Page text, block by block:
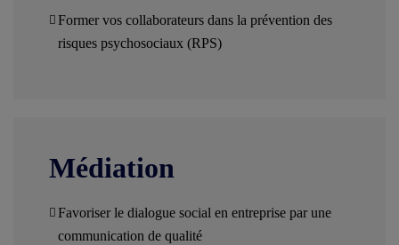
Former vos collaborateurs dans la prévention des
risques psychosociaux (RPS)
Médiation
Favoriser le dialogue social en entreprise par une
communication de qualité